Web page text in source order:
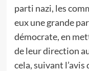
parti nazi, les
eux une grande
démocrate, en
de leur direction
cela, suivant